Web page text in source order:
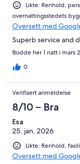
Likte: Renhold,
overnattingsstedets
Oversett med
Superb service and
Bodde her 1 natt i mars
0
Verifisert anmeldelse
8/10 – Bra
Esa
25. jan. 2026
Likte: Renhold,
Oversett med